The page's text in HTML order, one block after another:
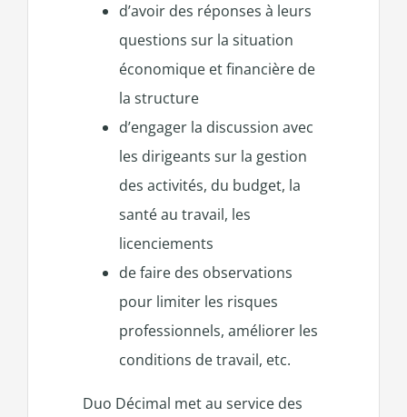
d’avoir des réponses à leurs
questions sur la situation
économique et financière de
la structure
d’engager la discussion avec
les dirigeants sur la gestion
des activités, du budget, la
santé au travail, les
licenciements
de faire des observations
pour limiter les risques
professionnels, améliorer les
conditions de travail, etc.
Duo Décimal met au service des